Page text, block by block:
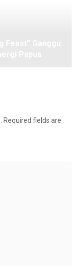
Required fields are